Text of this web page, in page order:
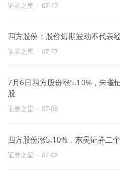
证券之星 · 07-17
四方股份：股价短期波动不代表
证券之星 · 07-17
7月6日四方股份涨5.10%，朱雀
股
证券之星 · 07-06
四方股份涨5.10%，东吴证券二
证券之星 · 07-06